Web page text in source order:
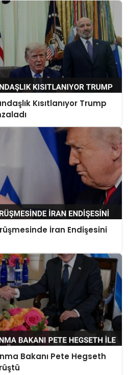
Kısıtlanıyor Trump
İran Endişesini
Bakanı Pete Hegseth